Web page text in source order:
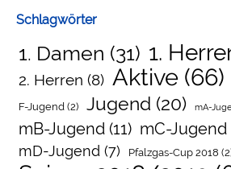
Schlagwörter
1. Damen (31) 1.
2. Herren (8) Aktive (66)
F-Jugend (2) Jugend (20) mA-
mB-Jugend (11) mC-Jugend
mD-Jugend (7) Pfalzgas-Cup 2018